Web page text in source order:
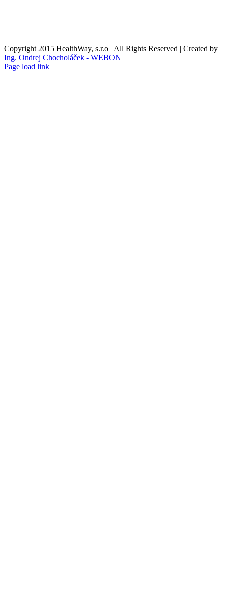
Copyright 2015 HealthWay, s.r.o | All Rights Reserved | Created by
Ing. Ondrej Chocholáček - WEBON
Page load link